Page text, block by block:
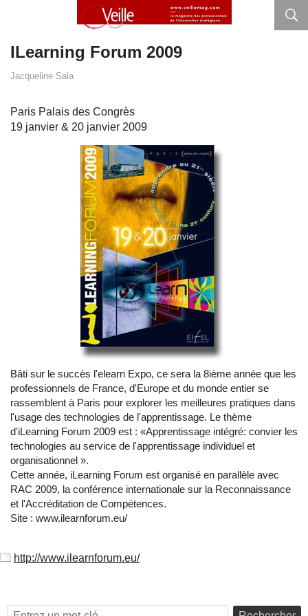
ILearning Forum 2009
Jacqueline Sala
Paris Palais des Congrès
19 janvier & 20 janvier 2009
Bâti sur le succès l'elearn Expo, ce sera la 8ième année que les
professionnels de France, d'Europe et du monde entier se
rassemblent à Paris pour explorer les meilleures pratiques dans
l'usage des technologies de l'apprentissage. Le thème
d'iLearning Forum 2009 est : «Apprentissage intégré: convier les
technologies au service de l'apprentissage individuel et
organisationnel ».
Cette année, iLearning Forum est organisé en parallèle avec
RAC 2009, la conférence internationale sur la Reconnaissance
et l'Accréditation de Compétences.
Site : www.ilearnforum.eu/
http://www.ilearnforum.eu/